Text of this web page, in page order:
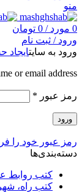
منو
0 مورد /
0 تومان
ورود / ثبت نام
ورود به سایتایجاد
or email address
رمز عبور *
ورود
رمز عبور خود را
دسته‌بندی‌ها
کتب روابط
کتب راه،